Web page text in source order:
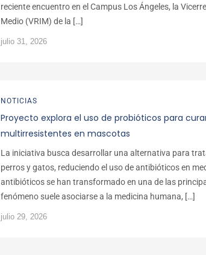
reciente encuentro en el Campus Los Ángeles, la
Medio (VRIM) de la […]
julio 31, 2026
NOTICIAS
Proyecto explora el uso de probióticos para
multirresistentes en mascotas
La iniciativa busca desarrollar una alternativa para
perros y gatos, reduciendo el uso de antibióticos en
antibióticos se han transformado en una de las
fenómeno suele asociarse a la medicina humana, […]
julio 29, 2026